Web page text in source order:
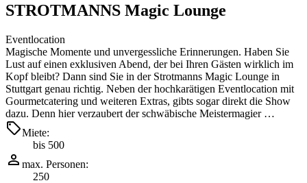
STROTMANNS Magic Lounge
Eventlocation
Magische Momente und unvergessliche Erinnerungen. Haben Sie
Lust auf einen exklusiven Abend, der bei Ihren Gästen wirklich im
Kopf bleibt? Dann sind Sie in der Strotmanns Magic Lounge in
Stuttgart genau richtig. Neben der hochkarätigen Eventlocation mit
Gourmetcatering und weiteren Extras, gibts sogar direkt die Show
dazu. Denn hier verzaubert der schwäbische Meistermagier …
Miete:
bis 500
max. Personen:
250